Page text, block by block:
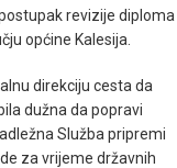
revizije diploma
općine Kalesija.
direkciju cesta da
dužna da popravi
Služba pripremi
za vrijeme državnih